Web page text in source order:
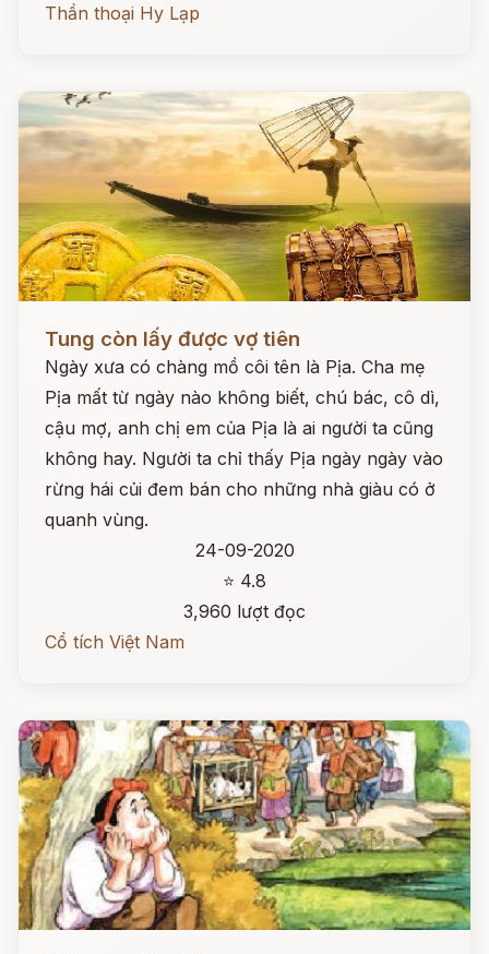
Thần thoại Hy Lạp
Tung còn lấy được vợ tiên
Ngày xưa có chàng mồ côi tên là Pịa. Cha mẹ
Pịa mất từ ngày nào không biết, chú bác, cô dì,
cậu mợ, anh chị em của Pịa là ai người ta cũng
không hay. Người ta chỉ thấy Pịa ngày ngày vào
rừng hái củi đem bán cho những nhà giàu có ở
quanh vùng.
24-09-2020
⭐ 4.8
3,960 lượt đọc
Cổ tích Việt Nam